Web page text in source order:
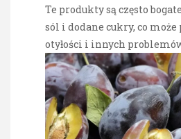
Te produkty są często
sól i dodane cukry, co
otyłości i innych